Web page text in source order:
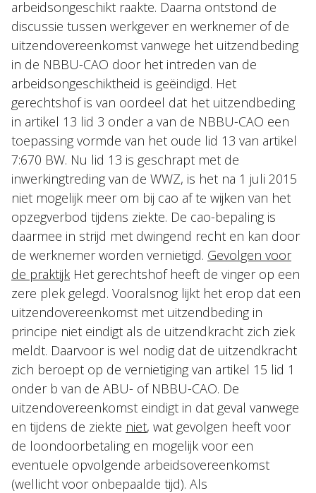
arbeidsongeschikt raakte. Daarna ontstond de
discussie tussen werkgever en werknemer of de
uitzendovereenkomst vanwege het uitzendbeding
in de NBBU-CAO door het intreden van de
arbeidsongeschiktheid is geëindigd. Het
gerechtshof is van oordeel dat het uitzendbeding
in artikel 13 lid 3 onder a van de NBBU-CAO een
toepassing vormde van het oude lid 13 van artikel
7:670 BW. Nu lid 13 is geschrapt met de
inwerkingtreding van de WWZ, is het na 1 juli 2015
niet mogelijk meer om bij cao af te wijken van het
opzegverbod tijdens ziekte. De cao-bepaling is
daarmee in strijd met dwingend recht en kan door
de werknemer worden vernietigd. Gevolgen voor
de praktijk Het gerechtshof heeft de vinger op een
zere plek gelegd. Vooralsnog lijkt het erop dat een
uitzendovereenkomst met uitzendbeding in
principe niet eindigt als de uitzendkracht zich ziek
meldt. Daarvoor is wel nodig dat de uitzendkracht
zich beroept op de vernietiging van artikel 15 lid 1
onder b van de ABU- of NBBU-CAO. De
uitzendovereenkomst eindigt in dat geval vanwege
en tijdens de ziekte niet, wat gevolgen heeft voor
de loondoorbetaling en mogelijk voor een
eventuele opvolgende arbeidsovereenkomst
(wellicht voor onbepaalde tijd). Als